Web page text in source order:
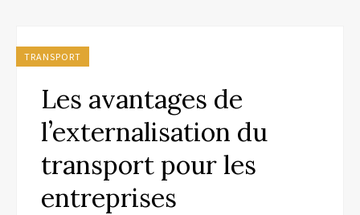
TRANSPORT
Les avantages de
l’externalisation du
transport pour les
entreprises